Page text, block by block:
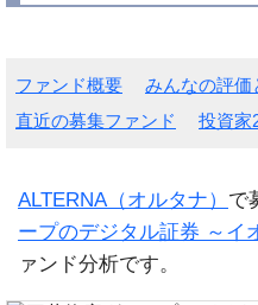
ファンド概要
みんなの評価
直近の募集ファンド
投資家
ALTERNA（オルタナ） で
ープのデジタル証券 ～イ
ァンド分析です。